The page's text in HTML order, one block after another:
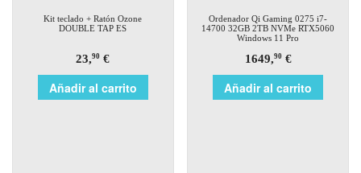
Kit teclado + Ratón Ozone
DOUBLE TAP ES
23,90 €
Añadir al carrito
Ordenador Qi Gaming 0275 i7-
14700 32GB 2TB NVMe RTX5060
Windows 11 Pro
1649,90€
Añadir al carrito